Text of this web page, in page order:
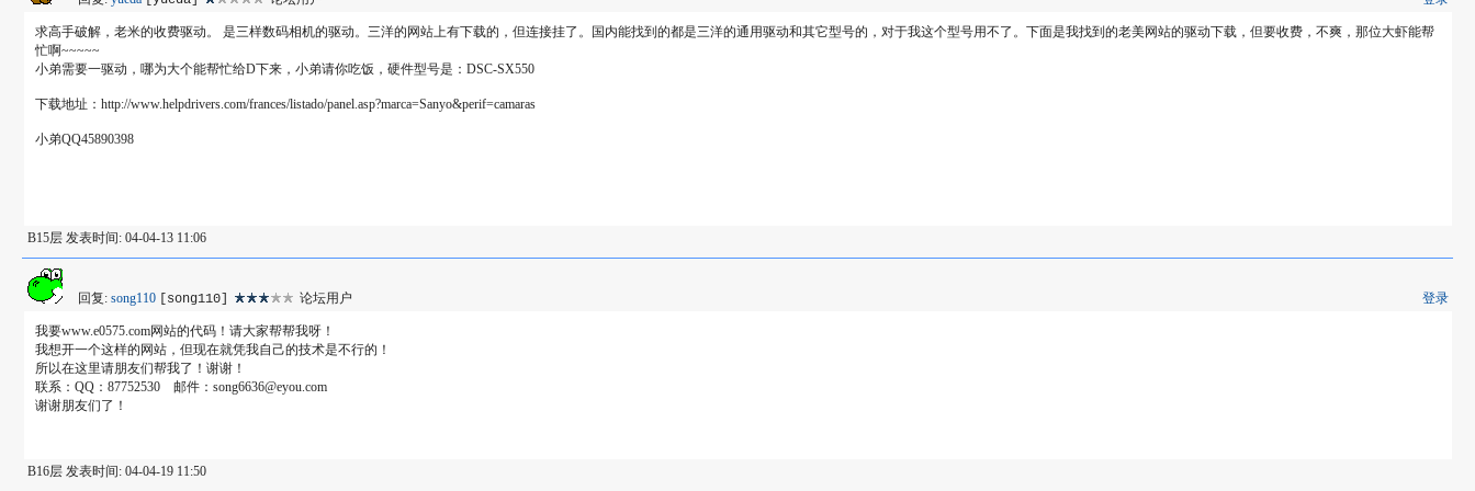
求高手破解，老米的收费驱动。 是三样数码相机的驱动。三洋的网站上有下载的，但连接挂了。国内能找到的都是三洋的通用驱动和其它型号的，对于我这个型号用不了。下面是我找到的老美网站的驱动下载，但要收费，不爽，那位大虾能帮
忙啊~~~~~
小弟需要一驱动，哪为大个能帮忙给D下来，小弟请你吃饭，硬件型号是：DSC-SX550
下载地址：http://www.helpdrivers.com/frances/listado/panel.asp?marca=Sanyo&perif=camaras
小弟QQ45890398
B15层 发表时间: 04-04-13 11:06
回复: song110 [song110] 论坛用户 登录
我要www.e0575.com网站的代码！请大家帮帮我呀！
我想开一个这样的网站，但现在就凭我自己的技术是不行的！
所以在这里请朋友们帮我了！谢谢！
联系：QQ：87752530 邮件：song6636@eyou.com
谢谢朋友们了！
B16层 发表时间: 04-04-19 11:50